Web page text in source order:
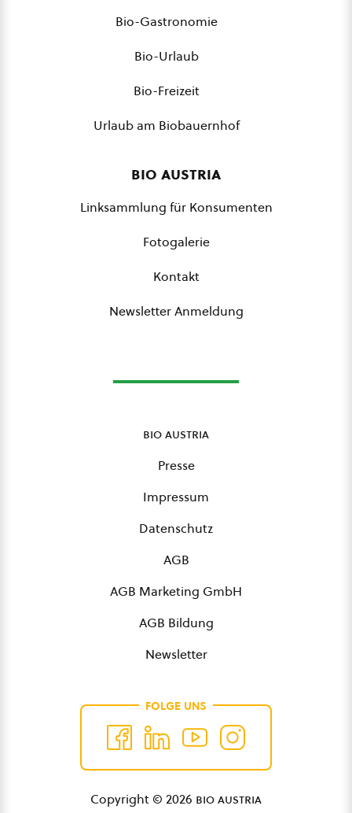
Bio-Gastronomie
Bio-Urlaub
Bio-Freizeit
Urlaub am Biobauernhof
bio austria
Linksammlung für Konsumenten
Fotogalerie
Kontakt
Newsletter Anmeldung
bio austria
Presse
Impressum
Datenschutz
AGB
AGB Marketing GmbH
AGB Bildung
Newsletter
FOLGE UNS
Copyright © 2026 bio austria